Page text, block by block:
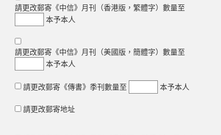
請更改郵寄《中信》月刊（香港版，繁體字）數量至
本予本人
請更改郵寄《中信》月刊（美國版，簡體字）數量至
本予本人
請更改郵寄《傳書》季刊數量至 本予本人
請更改郵寄地址